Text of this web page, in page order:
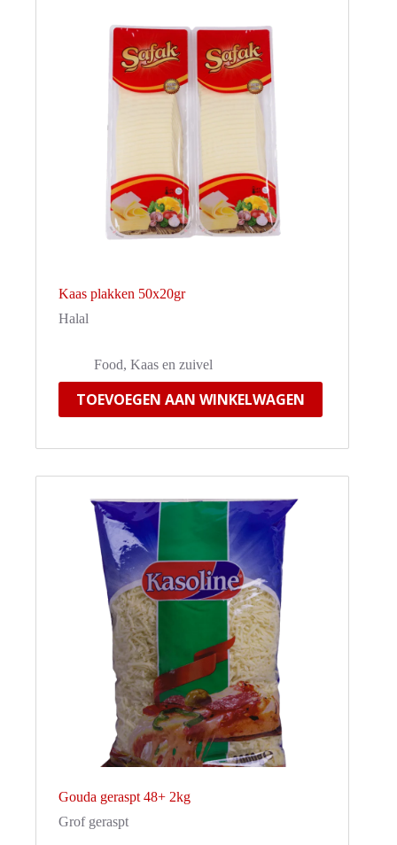
Kaas plakken 50x20gr
Halal
Food, Kaas en zuivel
TOEVOEGEN AAN WINKELWAGEN
Gouda geraspt 48+ 2kg
Grof geraspt